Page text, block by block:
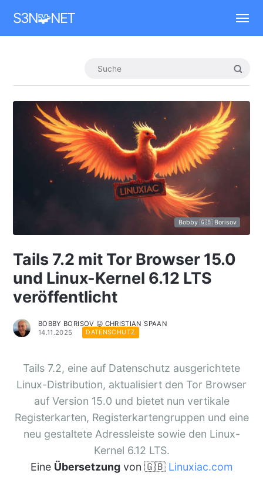
S3N🧩NET
Bobby 🇬🇧 Borisov
Tails 7.2 mit Tor Browser 15.0
und Linux-Kernel 6.12 LTS
veröffentlicht
BOBBY BORISOV 😛 CHRISTIAN SPAAN
14.11.2025
DATENSCHUTZ
Tails 7.2, eine auf Datenschutz ausgerichtete
Linux-Distribution, aktualisiert den Tor Browser
auf Version 15.0 und bietet nun vertikale
Registerkarten, Registerkartengruppen und eine
neu gestaltete Adressleiste sowie den Linux-
Kernel 6.12 LTS.
Eine Übersetzungvon 🇬🇧 Linuxiac.com